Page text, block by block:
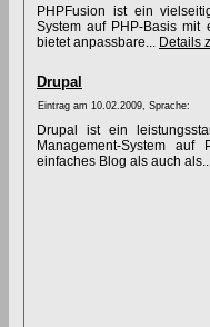
PHPFusion ist ein
System auf PHP-Basis mit
bietet anpassbare... Details
Drupal
Eintrag am 10.02.2009, Sprache:
Drupal ist ein
Management-System
einfaches Blog als auch als...